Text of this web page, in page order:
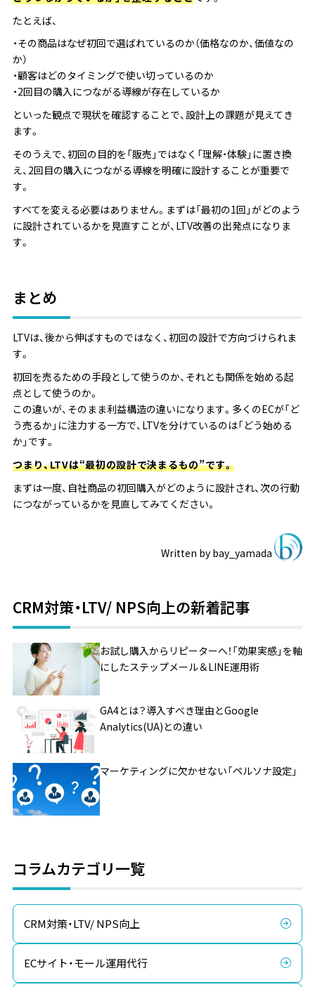
たとえば、
・その商品はなぜ初回で選ばれているのか（価格なのか、価値なの
か）
・顧客はどのタイミングで使い切っているのか
・2回目の購入につながる導線が存在しているか
といった観点で現状を確認することで、設計上の課題が見えてき
ます。
そのうえで、初回の目的を「販売」ではなく「理解・体験」に置き換
え、2回目の購入につながる導線を明確に設計することが重要で
す。
すべてを変える必要はありません。まずは「最初の1回」がどのよう
に設計されているかを見直すことが、LTV改善の出発点になりま
す。
まとめ
LTVは、後から伸ばすものではなく、初回の設計で方向づけられま
す。
初回を売るための手段として使うのか、それとも関係を始める起
点として使うのか。
この違いが、そのまま利益構造の違いになります。多くのECが「ど
う売るか」に注力する一方で、LTVを分けているのは「どう始める
か」です。
つまり、LTVは“最初の設計で決まるもの”です。
まずは一度、自社商品の初回購入がどのように設計され、次の行動
につながっているかを見直してみてください。
Written by bay_yamada
CRM対策・LTV/ NPS向上の新着記事
お試し購入からリピーターへ！「効果実感」を軸
にしたステップメール＆LINE運用術
GA4とは？導入すべき理由とGoogle
Analytics(UA)との違い
マーケティングに欠かせない「ペルソナ設定」
コラムカテゴリ一覧
CRM対策・LTV/ NPS向上
ECサイト・モール運用代行